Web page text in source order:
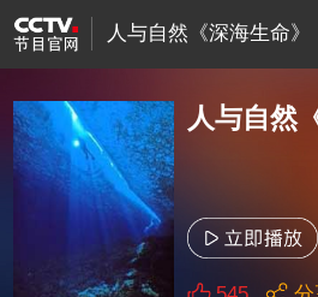
人与自然《深海生命》
人与自然